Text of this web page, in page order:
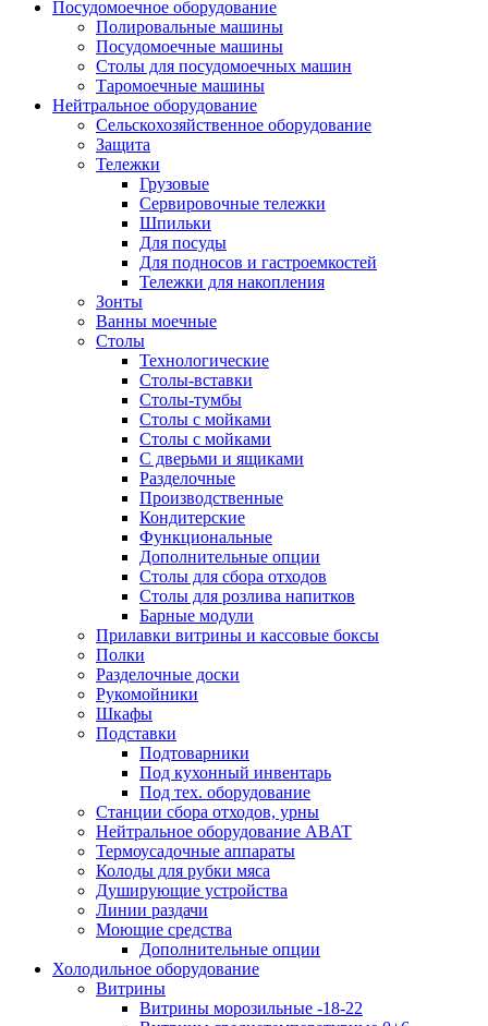
Посудомоечное оборудование
Полировальные машины
Посудомоечные машины
Столы для посудомоечных машин
Таромоечные машины
Нейтральное оборудование
Сельскохозяйственное оборудование
Защита
Тележки
Грузовые
Сервировочные тележки
Шпильки
Для посуды
Для подносов и гастроемкостей
Тележки для накопления
Зонты
Ванны моечные
Столы
Технологические
Столы-вставки
Столы-тумбы
Столы с мойками
Столы с мойками
С дверьми и ящиками
Разделочные
Производственные
Кондитерские
Функциональные
Дополнительные опции
Столы для сбора отходов
Столы для розлива напитков
Барные модули
Прилавки витрины и кассовые боксы
Полки
Разделочные доски
Рукомойники
Шкафы
Подставки
Подтоварники
Под кухонный инвентарь
Под тех. оборудование
Cтанции сбора отходов, урны
Нейтральное оборудование ABAT
Термоусадочные аппараты
Колоды для рубки мяса
Душирующие устройства
Линии раздачи
Моющие средства
Дополнительные опции
Холодильное оборудование
Витрины
Витрины морозильные -18-22